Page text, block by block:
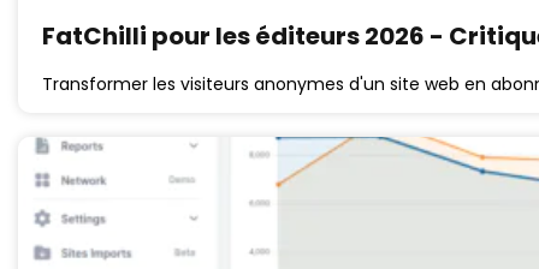
FatChilli pour les éditeurs 2026 -
Transformer les visiteurs anonymes d'un site web en